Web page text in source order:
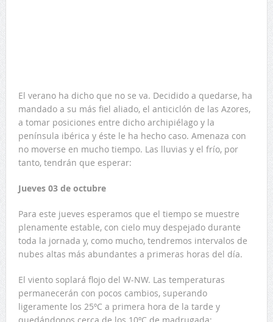
El verano ha dicho que no se va. Decidido a quedarse, ha
mandado a su más fiel aliado, el anticiclón de las Azores,
a tomar posiciones entre dicho archipiélago y la
península ibérica y éste le ha hecho caso. Amenaza con
no moverse en mucho tiempo. Las lluvias y el frío, por
tanto, tendrán que esperar:
Jueves 03 de octubre
Para este jueves esperamos que el tiempo se muestre
plenamente estable, con cielo muy despejado durante
toda la jornada y, como mucho, tendremos intervalos de
nubes altas más abundantes a primeras horas del día.
El viento soplará flojo del W-NW. Las temperaturas
permanecerán con pocos cambios, superando
ligeramente los 25ºC a primera hora de la tarde y